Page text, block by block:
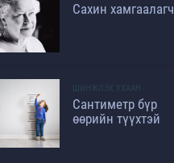
Сахин хамгаалагч
ШИНЖЛЭХ УХААН
Сантиметр бүр
өөрийн түүхтэй